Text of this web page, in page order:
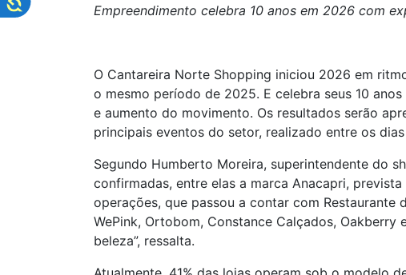
Empreendimento celebra 10 anos em 2026 com
O Cantareira Norte Shopping iniciou 2026 em
o mesmo período de 2025. E celebra seus 10
e aumento do movimento. Os resultados serão
principais eventos do setor, realizado entre os
Segundo Humberto Moreira, superintendente do
confirmadas, entre elas a marca Anacapri,
operações, que passou a contar com Restaurante
WePink, Ortobom, Constance Calçados,
beleza”, ressalta.